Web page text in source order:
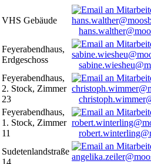
VHS Gebäude
Feyerabendhaus,
Erdgeschoss
Feyerabendhaus,
2. Stock, Zimmer
23
Feyerabendhaus,
1. Stock, Zimmer
11
Sudetenlandstraße
14